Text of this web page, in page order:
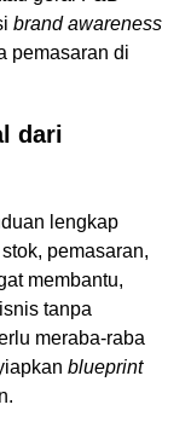
brand awareness
pemasaran di
dari
lengkap
pemasaran,
membantu,
tanpa
meraba-raba
blueprint